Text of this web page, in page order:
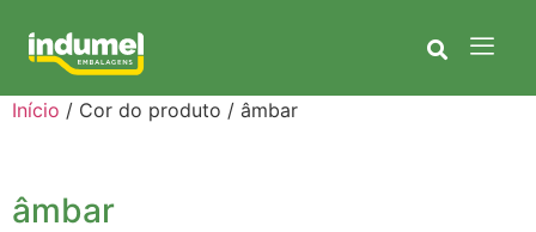
Início / Cor do produto / âmbar
âmbar